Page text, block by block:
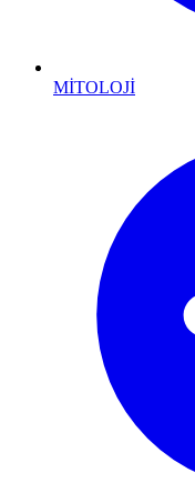
MİTOLOJİ